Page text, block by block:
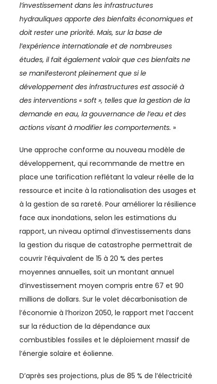
INDUSTRIES CULTURELLES
INFRASTRUCTURES
INNOVATION
INVESTISSEMENT
INVESTISSEMENTS
JURIDIQUE
JURIDIQUE / FISCAL
LEADERSHIP
MANAGEMENT
MÉDIAS
MRE
PARTENARIAT MAROC-FRANCE
PÊCHE
PHARMA
PROVINCES DU SUD
l’investissement dans les infrastructures
hydrauliques apporte des bienfaits économiques et
doit rester une priorité. Mais, sur la base de
l’expérience internationale et de nombreuses
études, il fait également valoir que ces bienfaits ne
se manifesteront pleinement que si le
développement des infrastructures est associé à
des interventions « soft », telles que la gestion de la
demande en eau, la gouvernance de l’eau et des
actions visant à modifier les comportements. »
Une approche conforme au nouveau modèle de
développement, qui recommande de mettre en
place une tarification reflétant la valeur réelle de la
ressource et incite à la rationalisation des usages et
à la gestion de sa rareté. Pour améliorer la résilience
face aux inondations, selon les estimations du
rapport, un niveau optimal d’investissements dans
la gestion du risque de catastrophe permettrait de
couvrir l’équivalent de 15 à 20 % des pertes
moyennes annuelles, soit un montant annuel
d’investissement moyen compris entre 67 et 90
millions de dollars. Sur le volet décarbonisation de
l’économie à l’horizon 2050, le rapport met l’accent
sur la réduction de la dépendance aux
combustibles fossiles et le déploiement massif de
l’énergie solaire et éolienne.
D’après ses projections, plus de 85 % de l’électricité